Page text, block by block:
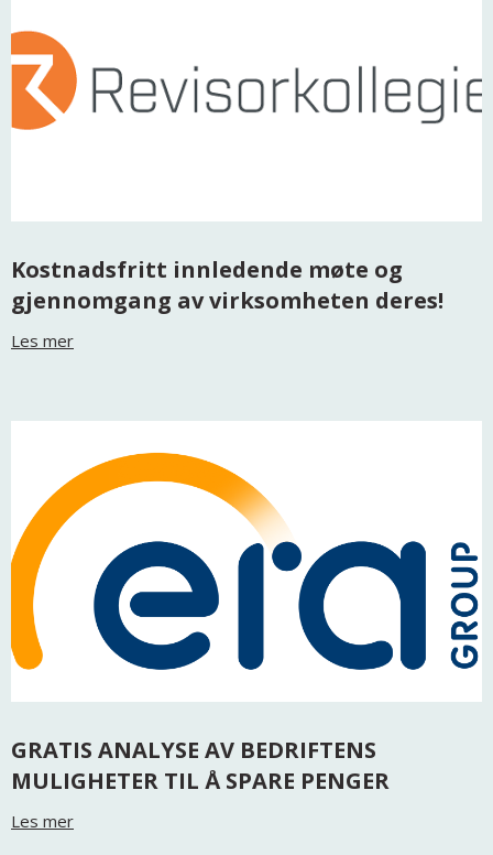
Kostnadsfritt innledende møte og
gjennomgang av virksomheten deres!
Les mer
GRATIS ANALYSE AV BEDRIFTENS
MULIGHETER TIL Å SPARE PENGER
Les mer